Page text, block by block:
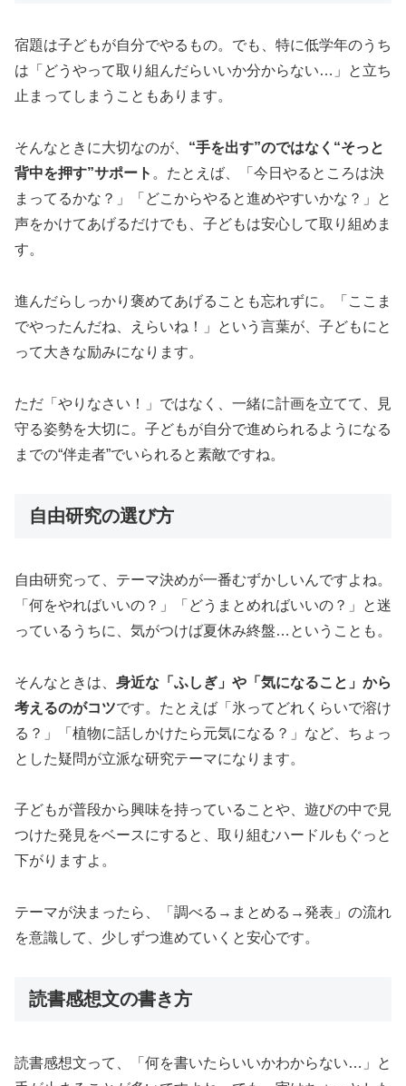
宿題は子どもが自分でやるもの。でも、特に低学年のうち
は「どうやって取り組んだらいいか分からない…」と立ち
止まってしまうこともあります。
そんなときに大切なのが、 “手を出す”のではなく“そっと
背中を押す”サポート 。たとえば、「今日やるところは決
まってるかな？」「どこからやると進めやすいかな？」と
声をかけてあげるだけでも、子どもは安心して取り組めま
す。
進んだらしっかり褒めてあげることも忘れずに。「ここま
でやったんだね、えらいね！」という言葉が、子どもにと
って大きな励みになります。
ただ「やりなさい！」ではなく、一緒に計画を立てて、見
守る姿勢を大切に。子どもが自分で進められるようになる
までの“伴走者”でいられると素敵ですね。
自由研究の選び方
自由研究って、テーマ決めが一番むずかしいんですよね。
「何をやればいいの？」「どうまとめればいいの？」と迷
っているうちに、気がつけば夏休み終盤…ということも。
そんなときは、 身近な「ふしぎ」や「気になること」から
考えるのがコツです。たとえば「氷ってどれくらいで溶け
る？」「植物に話しかけたら元気になる？」など、ちょっ
とした疑問が立派な研究テーマになります。
子どもが普段から興味を持っていることや、遊びの中で見
つけた発見をベースにすると、取り組むハードルもぐっと
下がりますよ。
テーマが決まったら、「調べる→まとめる→発表」の流れ
を意識して、少しずつ進めていくと安心です。
読書感想文の書き方
読書感想文って、「何を書いたらいいかわからない…」と